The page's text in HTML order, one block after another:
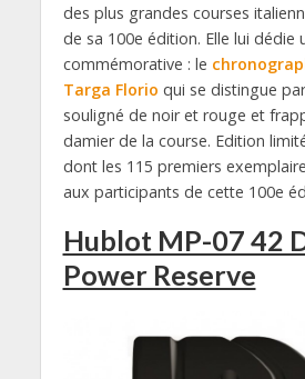
des plus grandes courses
de sa 100e édition. Elle lui dédie
commémorative : le
Targa Florio qui se distingue
souligné de noir et rouge et
damier de la course. Edition
dont les 115 premiers
aux participants de cette 100e
Hublot MP-07 42
Power Reserve